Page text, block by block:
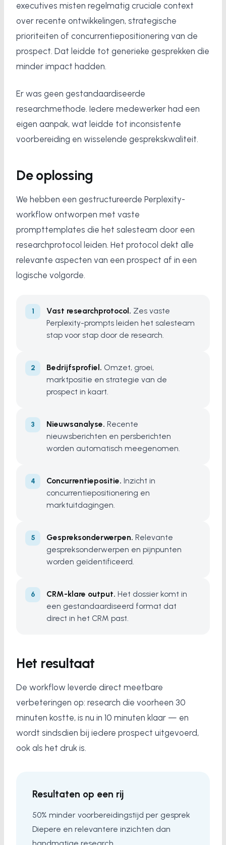
executives misten regelmatig cruciale context
over recente ontwikkelingen, strategische
prioriteiten of concurrentiepositionering van de
prospect. Dat leidde tot generieke gesprekken die
minder impact hadden.
Er was geen gestandaardiseerde
researchmethode. Iedere medewerker had een
eigen aanpak, wat leidde tot inconsistente
voorbereiding en wisselende gesprekskwaliteit.
De oplossing
We hebben een gestructureerde Perplexity-
workflow ontworpen met vaste
prompttemplates die het salesteam door een
researchprotocol leiden. Het protocol dekt alle
relevante aspecten van een prospect af in een
logische volgorde.
Vast researchprotocol. Zes vaste
Perplexity-prompts leiden het salesteam
stap voor stap door de research.
Bedrijfsprofiel. Omzet, groei,
marktpositie en strategie van de
prospect in kaart.
Nieuwsanalyse. Recente
nieuwsberichten en persberichten
worden automatisch meegenomen.
Concurrentiepositie. Inzicht in
concurrentiepositionering en
marktuitdagingen.
Gespreksonderwerpen. Relevante
gespreksonderwerpen en pijnpunten
worden geïdentificeerd.
CRM-klare output. Het dossier komt in
een gestandaardiseerd format dat
direct in het CRM past.
Het resultaat
De workflow leverde direct meetbare
verbeteringen op: research die voorheen 30
minuten kostte, is nu in 10 minuten klaar — en
wordt sindsdien bij iedere prospect uitgevoerd,
ook als het druk is.
Resultaten op een rij
50% minder voorbereidingstijd per gesprek
Diepere en relevantere inzichten dan